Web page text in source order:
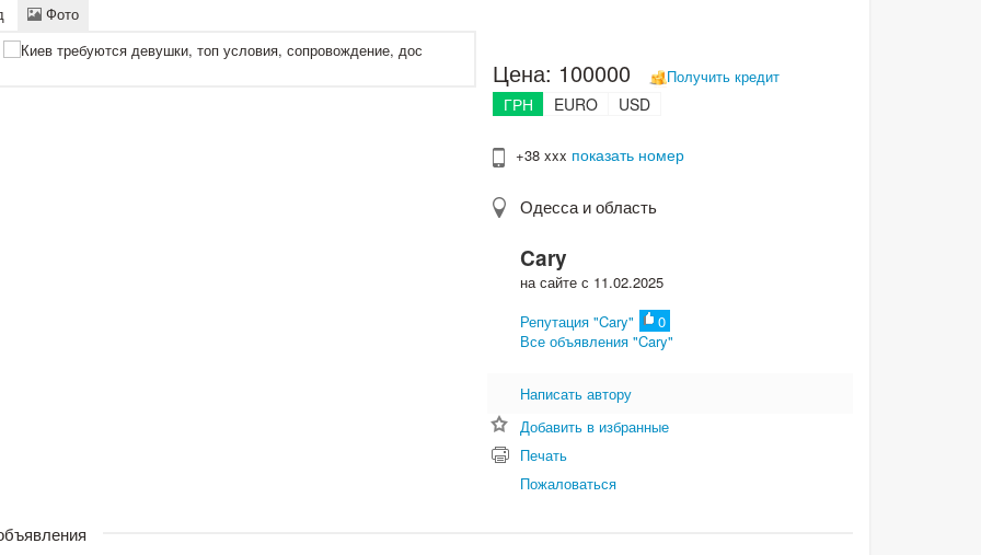
Фото
Цена: 100000 Получить кредит
ГРН EURO USD
+38 xxx показать номер
Одесса и область
Cary
на сайте с 11.02.2025
Репутация "Cary"
0
Все объявления "Cary"
Написать автору
Добавить в избранные
Печать
Пожаловаться